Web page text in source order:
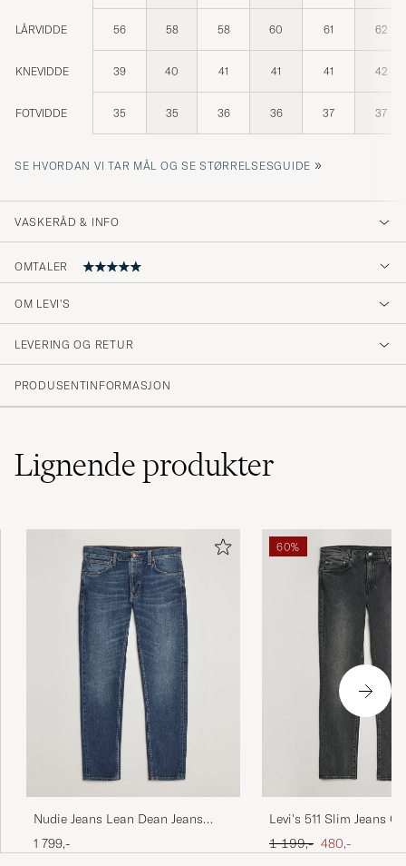
LÅRVIDDE 56 58 58 60 61 62
KNEVIDDE 39 40 41 41 41 42
FOTVIDDE 35 35 36 36 37 37
SE HVORDAN VI TAR MÅL OG SE STØRRELSESGUIDE »
VASKERÅD & INFO
OMTALER
5
OM LEVI'S
LEVERING OG RETUR
PRODUSENTINFORMASJON
Lignendeprodukter
Nudie Jeans Lean Dean Jeans
Troubled Sea
1 799,-
60%
Levi's 511 Slim Jeans
Ordinær pris
1 199,- Nedsatt pris
480,-